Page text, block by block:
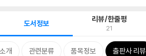
도서정보 리뷰/한줄평
21
개 관련분류 품목정보 출판사 리뷰